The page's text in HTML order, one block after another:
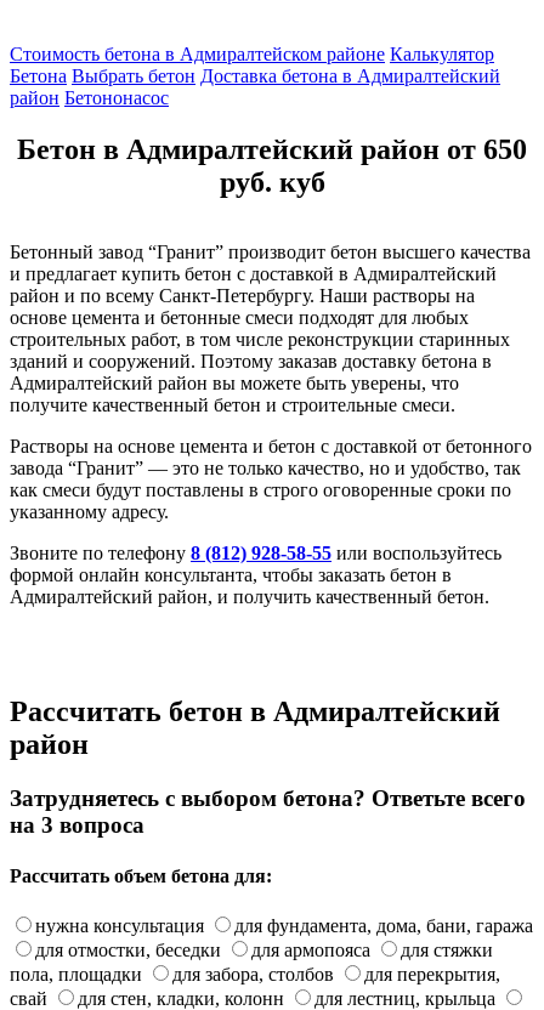
Стоимость бетона в Адмиралтейском районе Калькулятор
Бетона Выбрать бетон Доставка бетона в Адмиралтейский
район Бетононасос
Бетон в Адмиралтейский район от 650
руб. куб
Бетонный завод “Гранит” производит бетон высшего качества
и предлагает купить бетон с доставкой в Адмиралтейский
район и по всему Санкт-Петербургу. Наши растворы на
основе цемента и бетонные смеси подходят для любых
строительных работ, в том числе реконструкции старинных
зданий и сооружений. Поэтому заказав доставку бетона в
Адмиралтейский район вы можете быть уверены, что
получите качественный бетон и строительные смеси.
Растворы на основе цемента и бетон с доставкой от бетонного
завода “Гранит” — это не только качество, но и удобство, так
как смеси будут поставлены в строго оговоренные сроки по
указанному адресу.
Звоните по телефону 8 (812) 928-58-55 или воспользуйтесь
формой онлайн консультанта, чтобы заказать бетон в
Адмиралтейский район, и получить качественный бетон.
Рассчитать бетон в Адмиралтейский
район
Затрудняетесь с выбором бетона? Ответьте всего
на 3 вопроса
Рассчитать объем бетона для:
нужна консультация
для фундамента, дома, бани, гаража
для отмостки, беседки
для армопояса
для стяжки
пола, площадки
для забора, столбов
для перекрытия,
свай
для стен, кладки, колонн
для лестниц, крыльца